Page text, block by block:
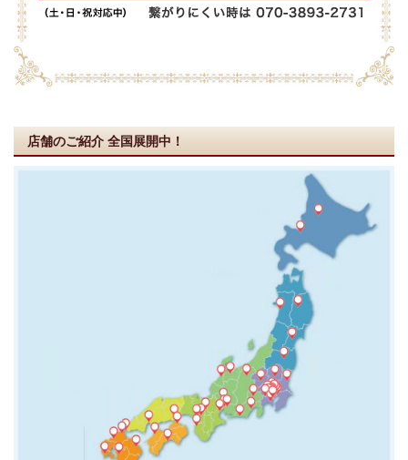
店舗のご紹介 全国展開中！